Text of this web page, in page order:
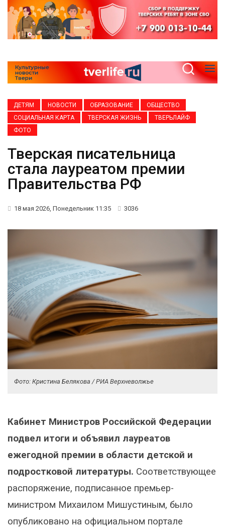
ДЕТЯМ НОВОСТИ ОБРАЗОВАНИЕ
ОБЩЕСТВО
СОЦИАЛЬНАЯ КАРТА
ТВЕРСКАЯ ЖИЗНЬ
ТВЕРЬЛАЙФ
ФОТО
Тверская писательница
стала лауреатом премии
Правительства РФ
18 мая 2026, Понедельник 11:35 3036
Фото: Кристина Белякова / РИА Верхневолжье
Кабинет Министров Российской Федерации
подвел итоги и объявил лауреатов
ежегодной премии в области детской и
подростковой литературы. Соответствующее
распоряжение, подписанное премьер-
министром Михаилом Мишустиным, было
опубликовано на официальном портале